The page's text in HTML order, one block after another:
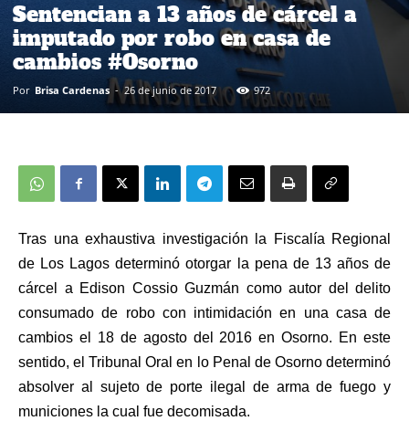
Sentencian a 13 años de cárcel a
imputado por robo en casa de
cambios #Osorno
Por Brisa Cardenas - 26 de junio de 2017 972
Tras una exhaustiva investigación la Fiscalía Regional
de Los Lagos determinó otorgar la pena de 13 años de
cárcel a Edison Cossio Guzmán como autor del delito
consumado de robo con intimidaciónen una casa de
cambios el 18 de agosto del 2016 en Osorno. En este
sentido,el Tribunal Oral en lo Penal de Osorno determinó
absolver al sujeto de porte ilegal de arma de fuego y
municiones la cual fue decomisada.